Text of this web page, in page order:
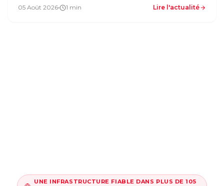
05 Août 2026 1 min Lire l'actualité
UNE INFRASTRUCTURE FIABLE DANS PLUS DE 105